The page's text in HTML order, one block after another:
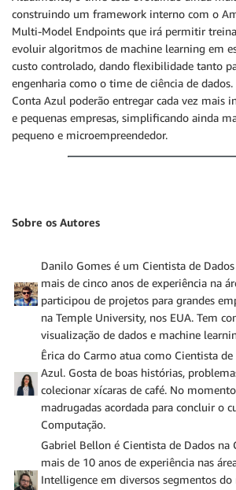
construindo um framework interno com o
Multi-Model Endpoints que irá permitir
evoluir algoritmos de machine learning em
custo controlado, dando flexibilidade tanto
engenharia como o time de ciência de
Conta Azul poderão entregar cada vez mais
e pequenas empresas, simplificando ainda
pequeno e microempreendedor.
Sobre os Autores
Danilo Gomes é um Cientista de
mais de cinco anos de experiência na
participou de projetos para grandes
na Temple University, nos EUA. Tem
visualização de dados e machine
Êrica do Carmo atua como Cientista de
Azul. Gosta de boas histórias,
colecionar xícaras de café. No
madrugadas acordada para concluir o
Computação.
Gabriel Bellon é Cientista de Dados na
mais de 10 anos de experiência nas
Intelligence em diversos segmentos do